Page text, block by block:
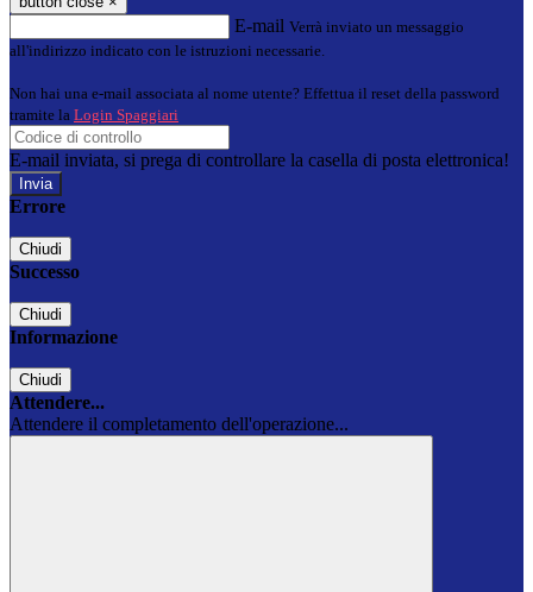
E-mail Verrà inviato un messaggio
all'indirizzo indicato con le istruzioni necessarie.
Non hai una e-mail associata al nome utente? Effettua il reset della password
tramite la Login Spaggiari
E-mail inviata, si prega di controllare la casella di posta elettronica!
Errore
Chiudi
Successo
Chiudi
Informazione
Chiudi
Attendere...
Attendere il completamento dell'operazione...